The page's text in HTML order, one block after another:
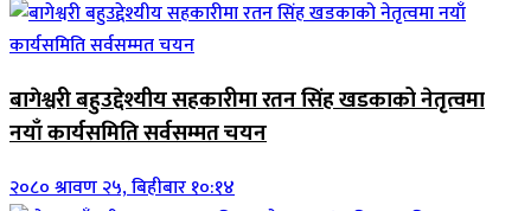
बागेश्वरी बहुउद्देश्यीय सहकारीमा रतन सिंह खडकाको नेतृत्वमा
नयाँ कार्यसमिति सर्वसम्मत चयन
२०८० श्रावण २५, बिहीबार १०:१४